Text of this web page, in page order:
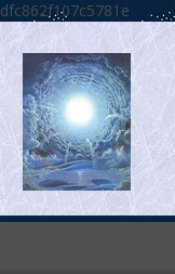
dfc862f107c5781e